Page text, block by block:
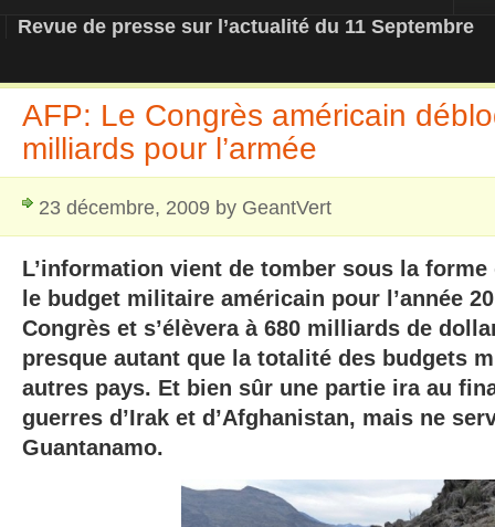
REOPEN911 – NEWS
Revue de presse sur l’actualité du 11 Septembre
AFP: Le Congrès américain
milliards pour l’armée
23 décembre, 2009 by GeantVert
L’information vient de tomber sous la forme
le budget militaire américain pour l’année
Congrès et s’élèvera à 680 milliards de
presque autant que la totalité des budgets
autres pays. Et bien sûr une partie ira au
guerres d’Irak et d’Afghanistan, mais ne
Guantanamo.